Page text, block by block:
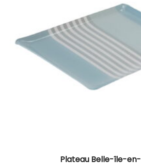
Plateau Belle-île-